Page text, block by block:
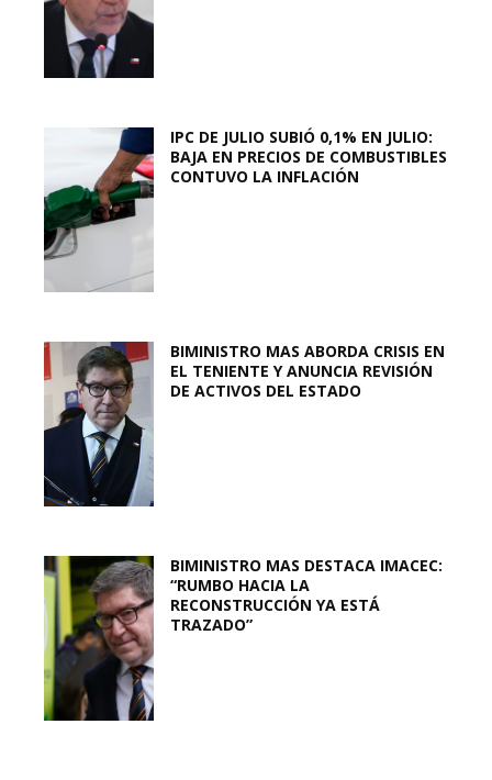
IPC DE JULIO SUBIÓ 0,1% EN JULIO:
BAJA EN PRECIOS DE COMBUSTIBLES
CONTUVO LA INFLACIÓN
BIMINISTRO MAS ABORDA CRISIS EN
EL TENIENTE Y ANUNCIA REVISIÓN
DE ACTIVOS DEL ESTADO
BIMINISTRO MAS DESTACA IMACEC:
“RUMBO HACIA LA
RECONSTRUCCIÓN YA ESTÁ
TRAZADO”